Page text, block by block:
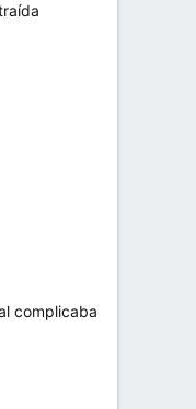
complicaba